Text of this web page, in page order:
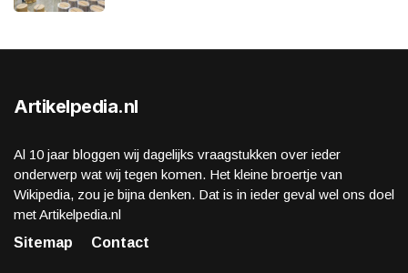
Artikelpedia.nl
Al 10 jaar bloggen wij dagelijks vraagstukken over ieder
onderwerp wat wij tegen komen. Het kleine broertje van
Wikipedia, zou je bijna denken. Dat is in ieder geval wel ons doel
met Artikelpedia.nl
Sitemap
Contact